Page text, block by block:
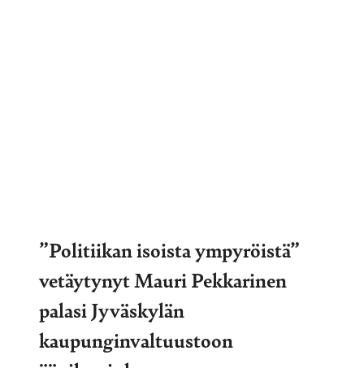
”Politiikan isoista ympyröistä”
vetäytynyt Mauri Pekkarinen
palasi Jyväskylän
kaupunginvaltuustoon